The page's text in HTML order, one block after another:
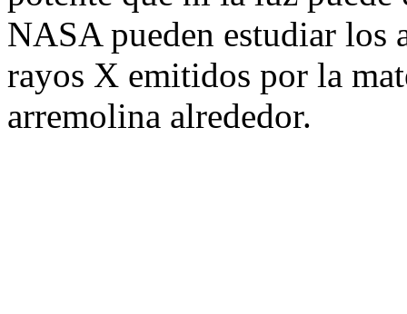
NASA pueden estudiar los
rayos X emitidos por la
arremolina alrededor.